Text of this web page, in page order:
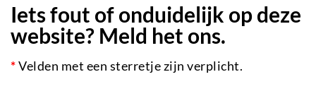
gaan
Iets fout of onduidelijk op deze
website? Meld het ons.
*Velden met een sterretje zijn verplicht.